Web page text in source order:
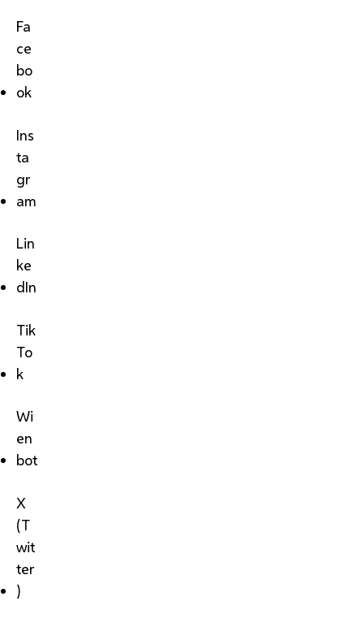
Fa
ce
bo
ok
Ins
ta
gr
am
Lin
ke
dIn
Tik
To
k
Wi
en
bot
X
(T
wit
ter
)